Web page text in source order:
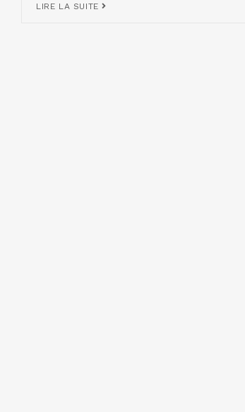
LIRE LA SUITE